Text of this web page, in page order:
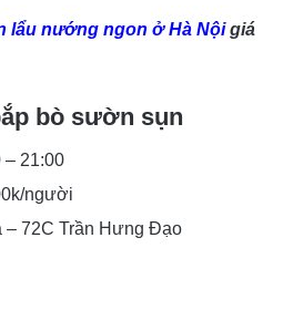
lẩu nướng ngon ở Hà Nộigiá
bò sườn sụn
21:00
người
– 72C Trần Hưng Đạo